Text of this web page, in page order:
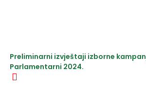
Preliminarni izvještaji izborne
Parlamentarni 2024.